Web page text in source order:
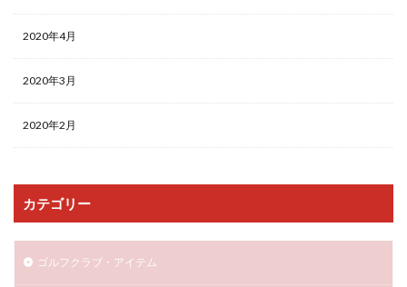
2020年4月
2020年3月
2020年2月
カテゴリー
ゴルフクラブ・アイテム